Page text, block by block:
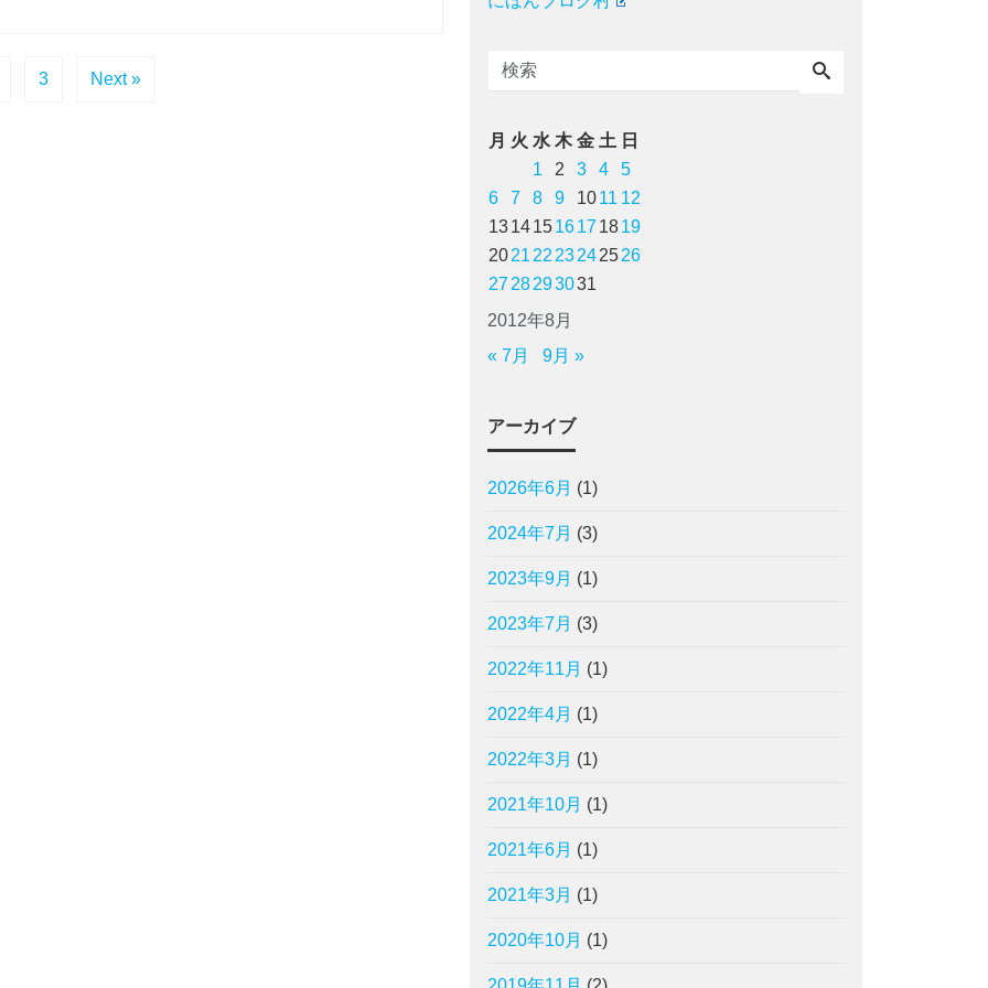
3 Next »
2012年8月
月 火 水 木 金 土 日
1
2 3 4
5
6
7 8 9 1011 12
1314151617 1819
2021 22 23242526
27 28293031
« 7月 9月 »
アーカイブ
2026年6月 (1)
2024年7月 (3)
2023年9月 (1)
2023年7月 (3)
2022年11月 (1)
2022年4月 (1)
2022年3月 (1)
2021年10月 (1)
2021年6月 (1)
2021年3月 (1)
2020年10月 (1)